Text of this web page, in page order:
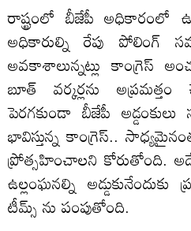
రాష్ట్రంలో బీజేపీ అధికారంలో
అధికారుల్ని రేపు పోలింగ్
అవకాశాలున్నట్లు కాంగ్రెస్
బూత్ వర్కర్లను
పెరగకుండా బీజేపీ
భావిస్తున్న కాంగ్రెస్..
ప్రోత్సహించాలని కోరుతోంది.
ఉల్లంఘనల్ని
టీమ్స్ ను పంపుతోంది.